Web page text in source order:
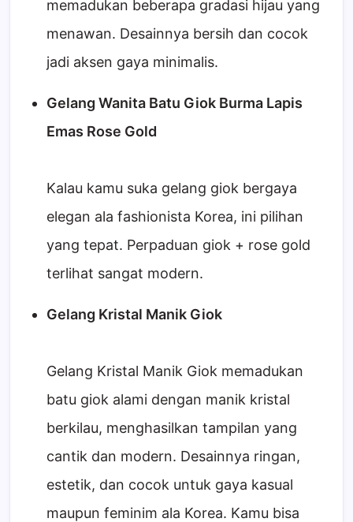
memadukan beberapa gradasi hijau yang
menawan. Desainnya bersih dan cocok
jadi aksen gaya minimalis.
Gelang Wanita Batu Giok Burma Lapis
Emas Rose Gold
Kalau kamu suka gelang giok bergaya
elegan ala fashionista Korea, ini pilihan
yang tepat. Perpaduan giok + rose gold
terlihat sangat modern.
Gelang Kristal Manik Giok
Gelang Kristal Manik Giok memadukan
batu giok alami dengan manik kristal
berkilau, menghasilkan tampilan yang
cantik dan modern. Desainnya ringan,
estetik, dan cocok untuk gaya kasual
maupun feminim ala Korea. Kamu bisa